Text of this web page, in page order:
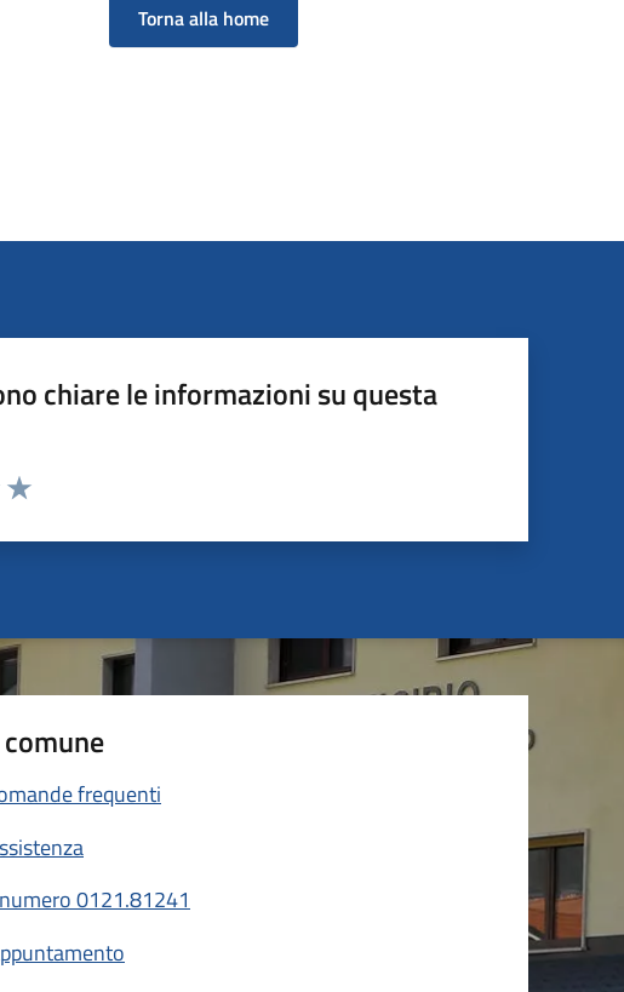
Torna alla home
chiare le informazioni su questa
la pagina
frequenti
0121.81241